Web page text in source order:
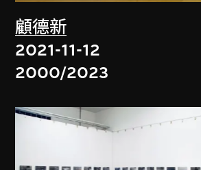
顧德新
2021-11-12
2000/2023